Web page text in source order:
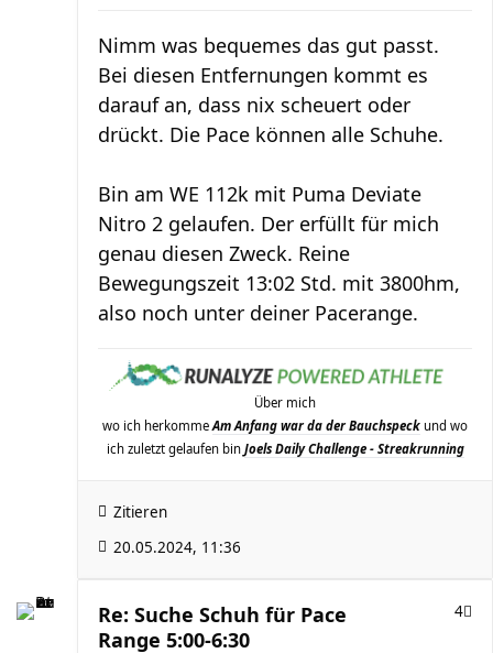
Nimm was bequemes das gut passt.
Bei diesen Entfernungen kommt es
darauf an, dass nix scheuert oder
drückt. Die Pace können alle Schuhe.
Bin am WE 112k mit Puma Deviate
Nitro 2 gelaufen. Der erfüllt für mich
genau diesen Zweck. Reine
Bewegungszeit 13:02 Std. mit 3800hm,
also noch unter deiner Pacerange.
Über mich
wo ich herkomme Am Anfang war da der Bauchspeck und wo
ich zuletzt gelaufen bin Joels Daily Challenge - Streakrunning
Zitieren
20.05.2024, 11:36
Re: Suche Schuh für Pace
Range 5:00-6:30
4